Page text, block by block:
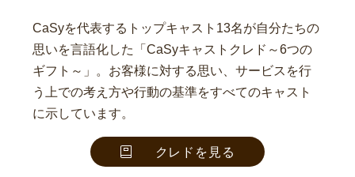
CaSyを代表するトップキャスト13名が自分たちの
思いを言語化した「CaSyキャストクレド～6つの
ギフト～」。お客様に対する思い、サービスを行
う上での考え方や行動の基準をすべてのキャスト
に示しています。
クレドを見る